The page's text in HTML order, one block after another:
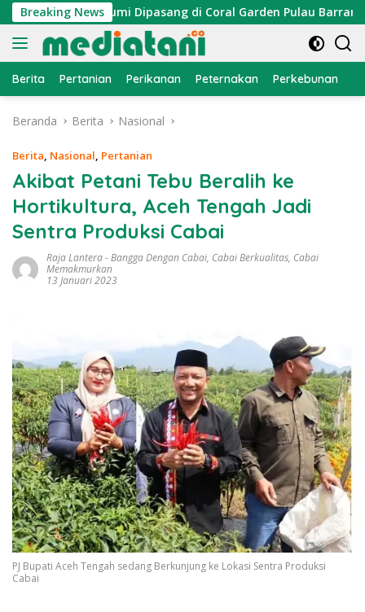
Langsung
ke
konten
Breaking News
Cumi Dipasang di Coral Garden Pulau Barrang Caddi
Berita Pertanian Perikanan Peternakan Perkebunan
Beranda Berita Nasional
Berita, Nasional, Pertanian
Akibat Petani Tebu Beralih ke
Hortikultura, Aceh Tengah Jadi
Sentra Produksi Cabai
Raja Lantera-Bangga Dengan Cabai, Cabai Berkualitas, Cabai
Memakmurkan
13 Januari 2023
PJ Bupati Aceh Tengah sedang Berkunjung ke Lokasi Sentra Produksi
Cabai